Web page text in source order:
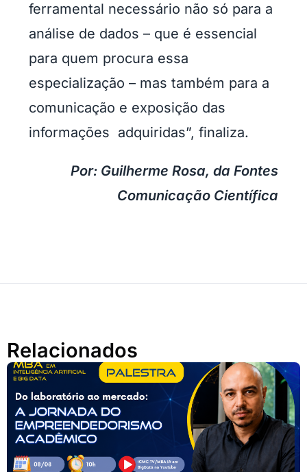
ferramental necessário não só para a
análise de dados – que é essencial
para quem procura essa
especialização – mas também para a
comunicação e exposição das
informações adquiridas”, finaliza.
Por: Guilherme Rosa, da Fontes
Comunicação Científica
Relacionados